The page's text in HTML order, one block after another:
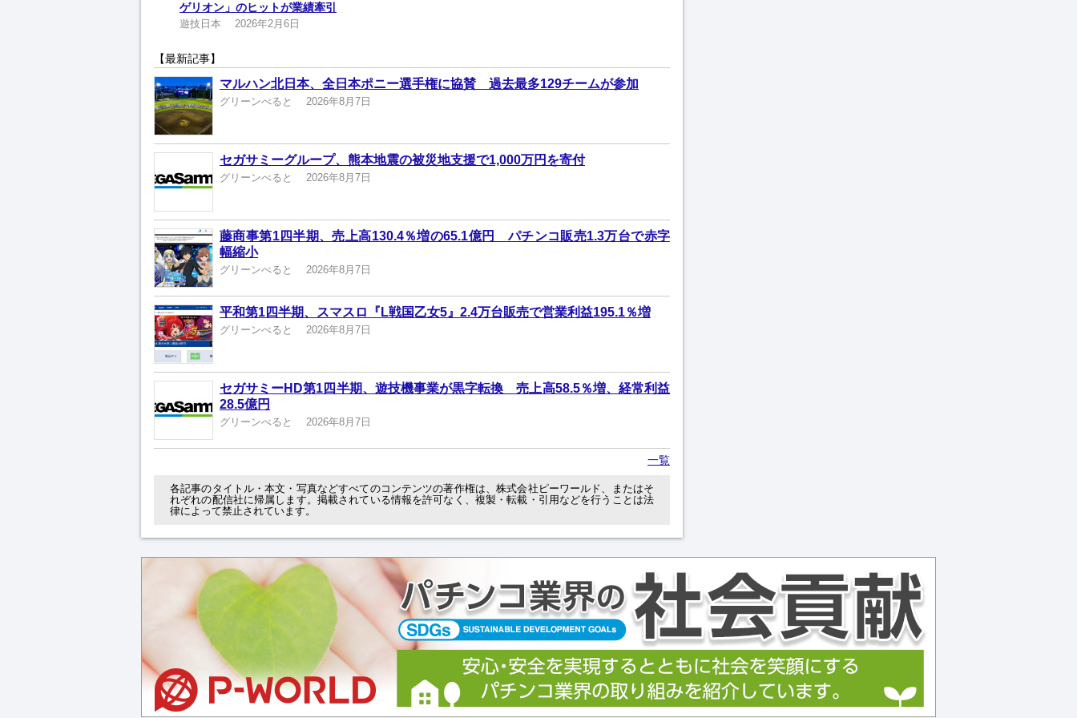
ゲリオン」のヒットが業績牽引
遊技日本 2026年2月6日
【最新記事】
マルハン北日本、全日本ポニー選手権に協賛 過去最多129チームが参加
グリーンべると 2026年8月7日
セガサミーグループ、熊本地震の被災地支援で1,000万円を寄付
グリーンべると 2026年8月7日
藤商事第1四半期、売上高130.4％増の65.1億円 パチンコ販売1.3万台で赤字
幅縮小
グリーンべると 2026年8月7日
平和第1四半期、スマスロ『L戦国乙女5』2.4万台販売で営業利益195.1％増
グリーンべると 2026年8月7日
セガサミーHD第1四半期、遊技機事業が黒字転換 売上高58.5％増、経常利益
28.5億円
グリーンべると 2026年8月7日
一覧
各記事のタイトル・本文・写真などすべてのコンテンツの著作権は、株式会社ピーワールド、またはそ
れぞれの配信社に帰属します。掲載されている情報を許可なく、複製・転載・引用などを行うことは法
律によって禁止されています。